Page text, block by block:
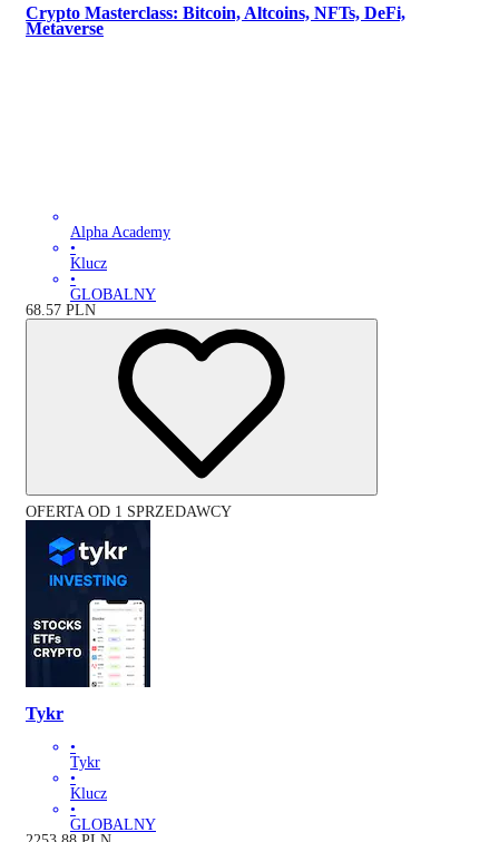
Crypto Masterclass: Bitcoin, Altcoins, NFTs, DeFi,
Metaverse
Alpha Academy
•
Klucz
•
GLOBALNY
68.57 PLN
OFERTA OD 1 SPRZEDAWCY
Tykr
•
Tykr
•
Klucz
•
GLOBALNY